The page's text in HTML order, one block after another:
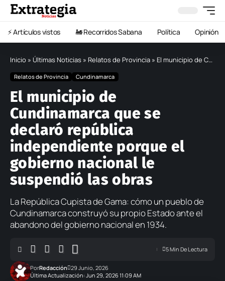
⚡️ Artículos vistos 🚂 Recorridos Sabana Política Opinión
Inicio » Últimas Noticias » Relatos de Provincia » El municipio de Cundinamarca que se declaró república independiente porque el gobierno nacional le suspendió las obras
Relatos de Provincia Cundinamarca
El municipio de
Cundinamarca que se
declaró república
independiente porque el
gobierno nacional le
suspendió las obras
La República Cupista de Gama: cómo un pueblo de
Cundinamarca construyó su propio Estado ante el
abandono del gobierno nacional en 1934.
Última Actualización: Jun 29, 2026 11:09 AM
PorRedacción 29 Junio, 2026
5 Min De Lectura